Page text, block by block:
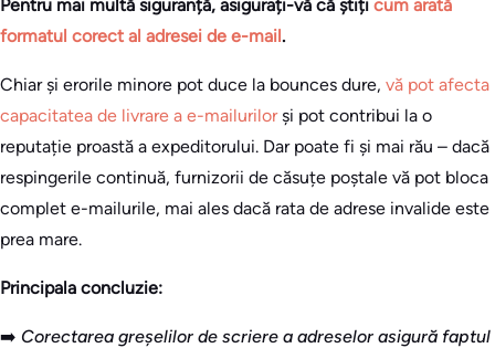
Pentru mai multă siguranță, asigurați-vă că știți cum arată
formatul corect al adresei de e-mail.
Chiar și erorile minore pot duce la bounces dure, vă pot afecta
capacitatea de livrare a e-mailurilorși pot contribui la o
reputație proastă a expeditorului. Dar poate fi și mai rău – dacă
respingerile continuă, furnizorii de căsuțe poștale vă pot bloca
complet e-mailurile, mai ales dacă rata de adrese invalide este
prea mare.
Principala concluzie:
➡️ Corectarea greșelilor de scriere a adreselor asigură faptul